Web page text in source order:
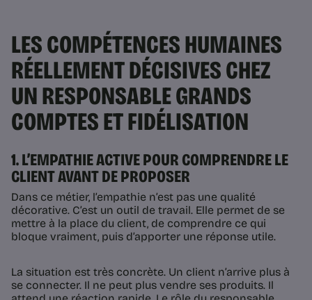
LES COMPÉTENCES HUMAINES
RÉELLEMENT DÉCISIVES CHEZ
UN RESPONSABLE GRANDS
COMPTES ET FIDÉLISATION
1. L’EMPATHIE ACTIVE POUR COMPRENDRE LE
CLIENT AVANT DE PROPOSER
Dans ce métier, l’empathie n’est pas une qualité
décorative. C’est un outil de travail. Elle permet de se
mettre à la place du client, de comprendre ce qui
bloque vraiment, puis d’apporter une réponse utile.
La situation est très concrète. Un client n’arrive plus à
se connecter. Il ne peut plus vendre ses produits. Il